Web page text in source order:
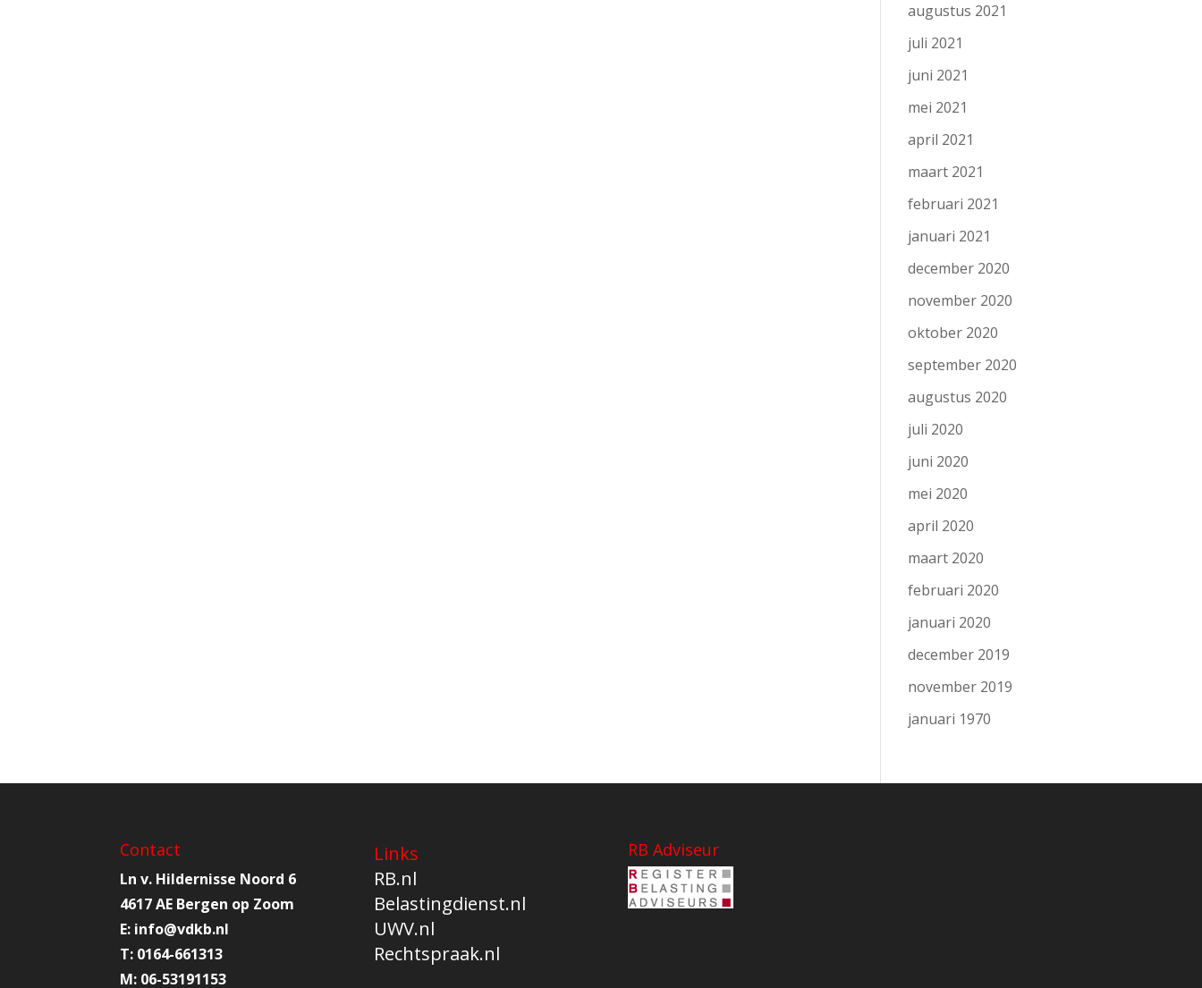
augustus 2021
juli 2021
juni 2021
mei 2021
april 2021
maart 2021
februari 2021
januari 2021
december 2020
november 2020
oktober 2020
september 2020
augustus 2020
juli 2020
juni 2020
mei 2020
april 2020
maart 2020
februari 2020
januari 2020
december 2019
november 2019
januari 1970
Contact
Ln v. Hildernisse Noord 6
4617 AE Bergen op Zoom
E: info@vdkb.nl
T: 0164-661313
M: 06-53191153
Links
RB.nl
Belastingdienst.nl
UWV.nl
Rechtspraak.nl
RB Adviseur